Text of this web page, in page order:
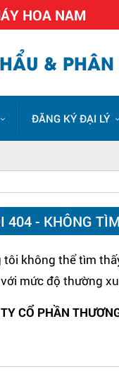
HOA NAM
& PHÂN
ĐĂNG KÝ ĐẠI LÝ
404 - KHÔNG
tôi không thể tìm
mức độ thường
CỔ PHẦN